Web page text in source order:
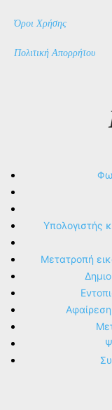
Όροι Χρήσης
Πολιτική Απορρήτου
Υπολογιστής
Μετατροπή